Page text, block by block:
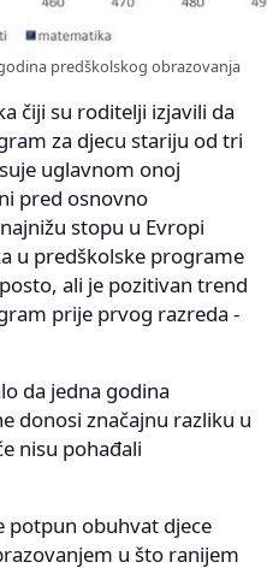
predškolskog obrazovanja
čiji su roditelji izjavili da
za djecu stariju od tri
uglavnom onoj
pred osnovno
stopu u Evropi
u predškolske programe
ali je pozitivan trend
prije prvog razreda -
da jedna godina
donosi značajnu razliku u
nisu pohađali
potpun obuhvat djece
u što ranijem